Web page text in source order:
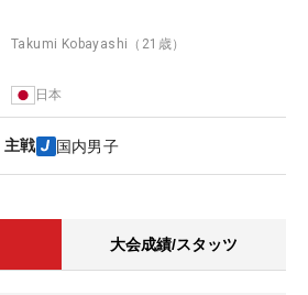
Takumi Kobayashi （21歳）
日本
主戦 国内男子
大会成績/スタッツ